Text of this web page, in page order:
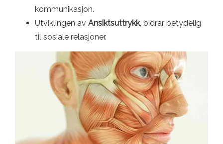
kommunikasjon.
Utviklingen av Ansiktsuttrykk, bidrar betydelig
til sosiale relasjoner.